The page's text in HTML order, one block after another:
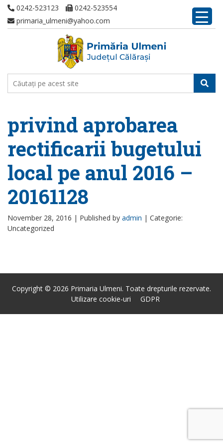
0242-523123
0242-523554
primaria_ulmeni@yahoo.com
privind aprobarea
rectificarii bugetului
local pe anul 2016 –
20161128
November 28, 2016 | Published by admin | Categorie:
Uncategorized
Copyright © 2026 Primaria Ulmeni. Toate drepturile rezervate.
Utilizare cookie-uri
GDPR